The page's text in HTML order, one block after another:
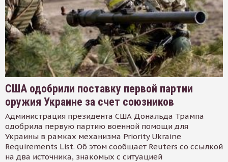
США одобрили поставку первой партии
оружия Украине за счет союзников
Администрация президента США Дональда Трампа
одобрила первую партию военной помощи для
Украины в рамках механизма Priority Ukraine
Requirements List. Об этом сообщает Reuters со ссылкой
на два источника, знакомых с ситуацией